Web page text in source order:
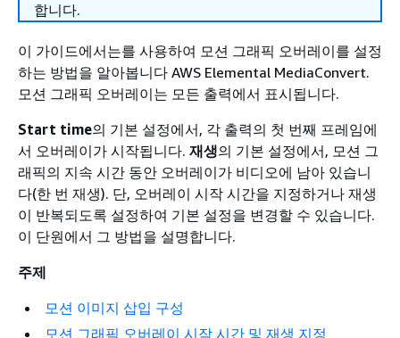
합니다.
이 가이드에서는를 사용하여 모션 그래픽 오버레이를 설정
하는 방법을 알아봅니다 AWS Elemental MediaConvert.
모션 그래픽 오버레이는 모든 출력에서 표시됩니다.
Start time의 기본 설정에서, 각 출력의 첫 번째 프레임에
서 오버레이가 시작됩니다. 재생의 기본 설정에서, 모션 그
래픽의 지속 시간 동안 오버레이가 비디오에 남아 있습니
다(한 번 재생). 단, 오버레이 시작 시간을 지정하거나 재생
이 반복되도록 설정하여 기본 설정을 변경할 수 있습니다.
이 단원에서 그 방법을 설명합니다.
주제
모션 이미지 삽입 구성
모션 그래픽 오버레이 시작 시간 및 재생 지정